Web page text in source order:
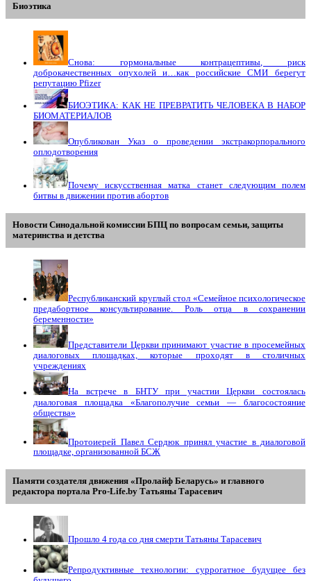
Биоэтика
Снова: гормональные контрацептивы, риск
доброкачественных опухолей и…как российские СМИ берегут
репутацию Pfizer
БИОЭТИКА: КАК НЕ ПРЕВРАТИТЬ ЧЕЛОВЕКА В НАБОР
БИОМАТЕРИАЛОВ
Опубликован Указ о проведении экстракорпорального
оплодотворения
Почему искусственная матка станет следующим полем
битвы в движении против абортов
Новости Синодальной комиссии БПЦ по вопросам семьи, защиты
материнства и детства
Республиканский круглый стол «Семейное психологическое
предабортное консультирование. Роль отца в сохранении
беременности»
Представители Церкви принимают участие в просемейных
диалоговых площадках, которые проходят в столичных
учреждениях
На встрече в БНТУ при участии Церкви состоялась
диалоговая площадка «Благополучие семьи — благосостояние
общества»
Протоиерей Павел Сердюк принял участие в диалоговой
площадке, организованной БСЖ
Памяти создателя движения «Пролайф Беларусь» и главного
редактора портала Pro-Life.by Tатьяны Tарасевич
Прошло 4 года со дня смерти Татьяны Тарасевич
Репродуктивные технологии: суррогатное будущее без